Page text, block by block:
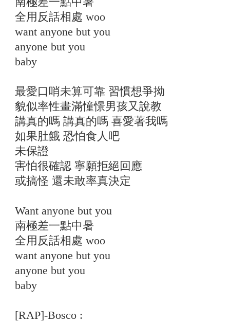
全用反話相處 woo
want anyone but you
anyone but you
baby
最愛口哨未算可靠 習慣想爭拗
貌似率性畫滿憧憬男孩又說教
講真的嗎 講真的嗎 喜愛著我嗎
如果肚餓 恐怕食人吧
未保證
害怕很確認 寧願拒絕回應
或搞怪 還未敢率真決定
Want anyone but you
南極差一點中暑
全用反話相處 woo
want anyone but you
anyone but you
baby
[RAP]-Bosco :